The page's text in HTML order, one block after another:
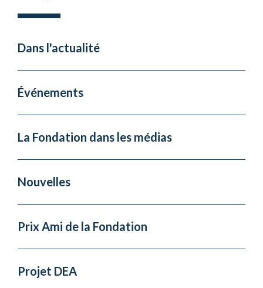
Dans l'actualité
Événements
La Fondation dans les médias
Nouvelles
Prix Ami de la Fondation
Projet DEA